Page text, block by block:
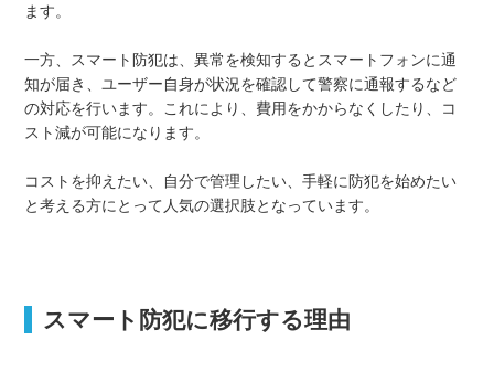
ます。
一方、スマート防犯は、異常を検知するとスマートフォンに通
知が届き、ユーザー自身が状況を確認して警察に通報するなど
の対応を行います。これにより、費用をかからなくしたり、コ
スト減が可能になります。
コストを抑えたい、自分で管理したい、手軽に防犯を始めたい
と考える方にとって人気の選択肢となっています。
スマート防犯に移行する理由